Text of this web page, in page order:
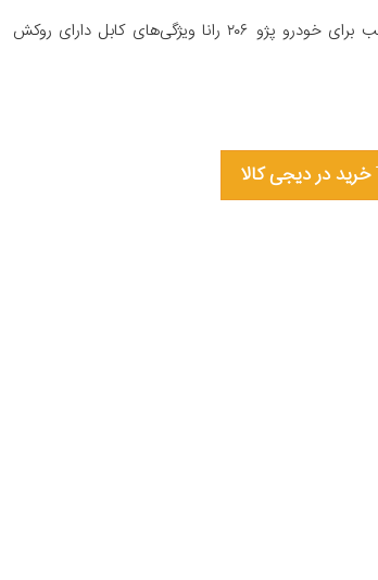
معرفی محصول جزئیات محصول مناسب برای خودرو پژو ۲۰۶ رانا ویژگی‌های کابل دارای روکش
خرید در دیجی کالا